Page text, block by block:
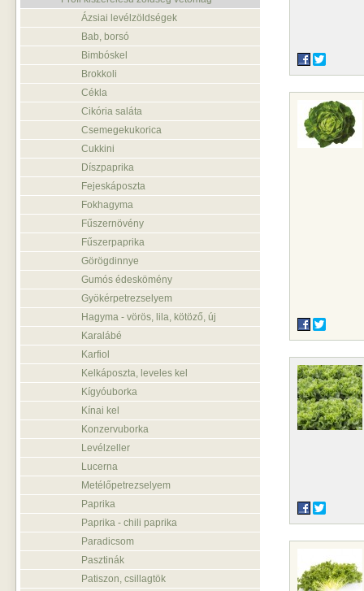
Ázsiai levélzöldségek
Bab, borsó
Bimbóskel
Brokkoli
Cékla
Cikória saláta
Csemegekukorica
Cukkini
Díszpaprika
Fejeskáposzta
Fokhagyma
Fűszernövény
Fűszerpaprika
Görögdinnye
Gumós édeskömény
Gyökérpetrezselyem
Hagyma - vörös, lila, kötöző, új
Karalábé
Karfiol
Kelkáposzta, leveles kel
Kígyóuborka
Kínai kel
Konzervuborka
Levélzeller
Lucerna
Metélőpetrezselyem
Paprika
Paprika - chili paprika
Paradicsom
Pasztinák
Patiszon, csillagtök